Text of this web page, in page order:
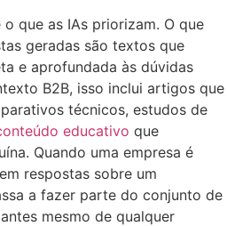
que as IAs priorizam. O que
geradas são textos que
e aprofundada às dúvidas
B2B, isso inclui artigos que
técnicos, estudos de
educativo que
Quando uma empresa é
respostas sobre um
a fazer parte do conjunto de
mesmo de qualquer